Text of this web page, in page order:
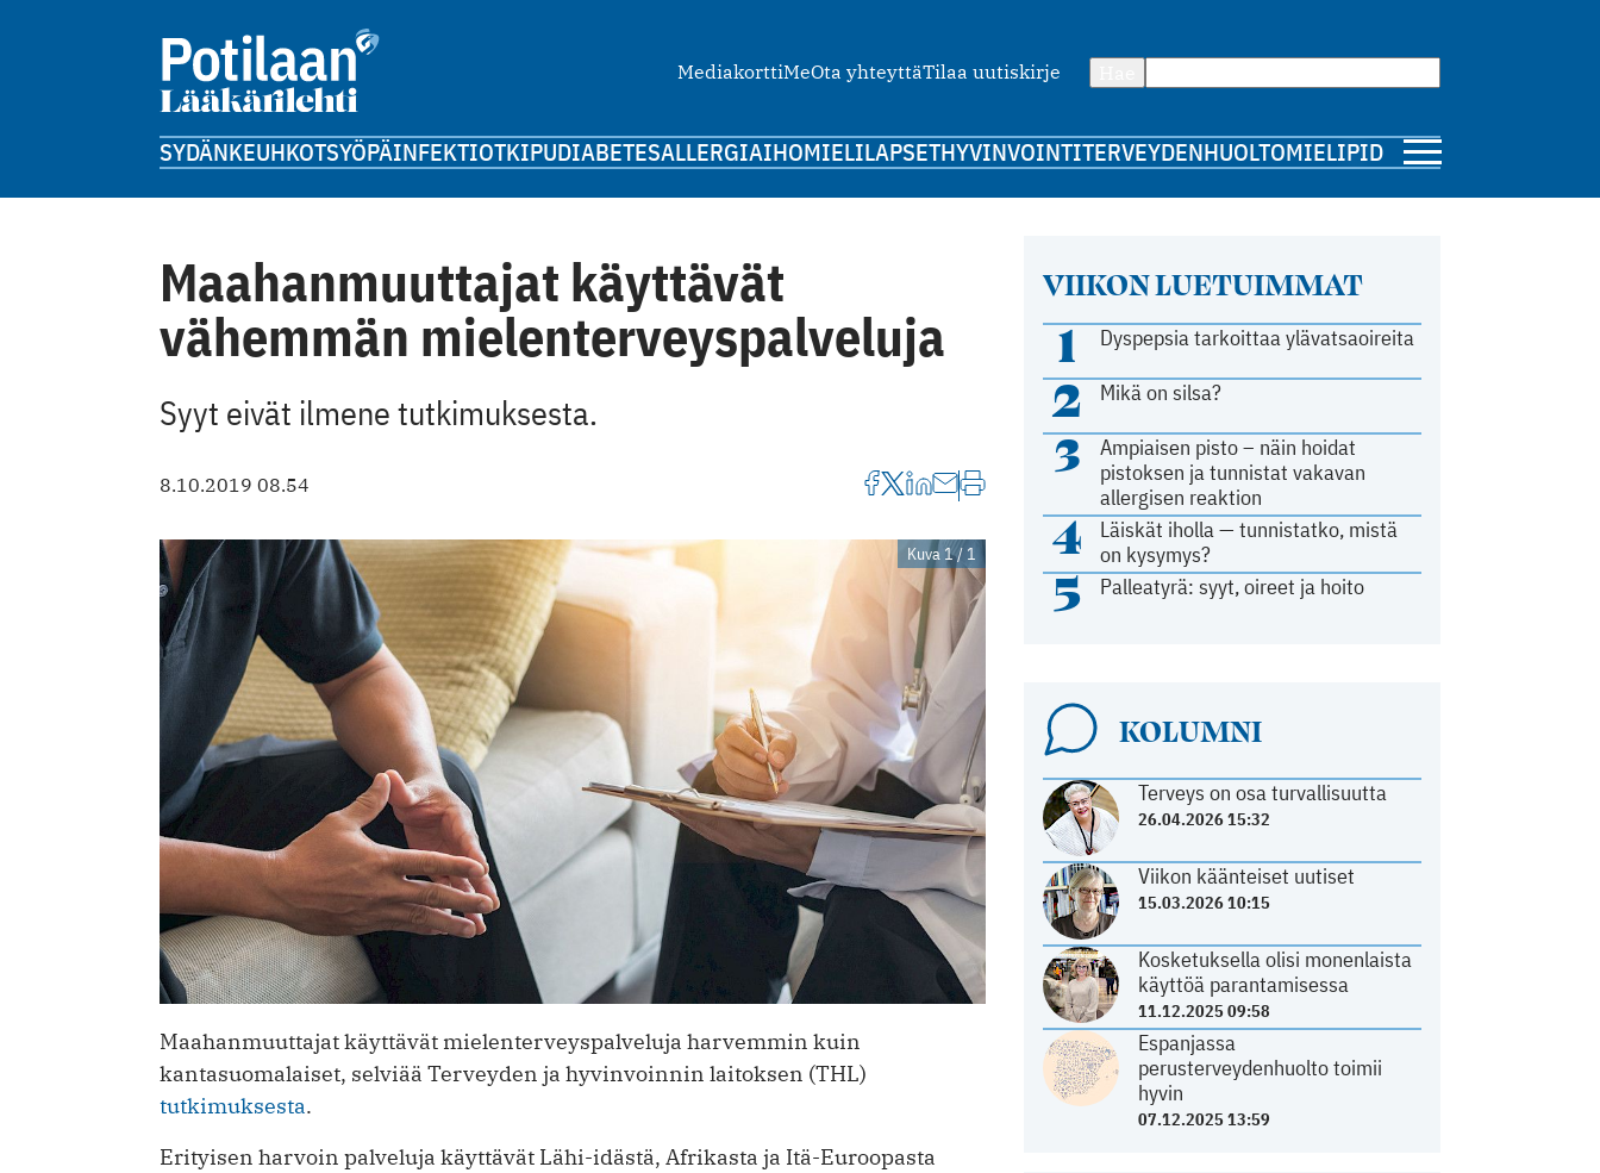
MediakorttiMeOta yhteyttäTilaa uutiskirje
SYDÄNKEUHKOTSYÖPÄINFEKTIOTKIPUDIABETESALLERGIAIHOMIELILAPSETHYVINVOINTITERVEYDENHUOLTOMIELIPIDE
VIIKON LUETUIMMAT
1 Dyspepsia tarkoittaa ylävatsaoireita
2 Mikä on silsa?
3
Ampiaisen pisto – näin hoidat
pistoksen ja tunnistat vakavan
allergisen reaktion
4
Läiskät iholla — tunnistatko, mistä
on kysymys?
5 Palleatyrä: syyt, oireet ja hoito
KOLUMNI
Terveys on osa turvallisuutta
26.04.2026 15:32
Viikon käänteiset uutiset
15.03.2026 10:15
Kosketuksella olisi monenlaista
käyttöä parantamisessa
11.12.2025 09:58
Espanjassa
perusterveydenhuolto toimii
hyvin
07.12.2025 13:59
Maahanmuuttajat käyttävät
vähemmän mielenterveyspalveluja
Syyt eivät ilmene tutkimuksesta.
8.10.2019 08.54
Kuva 1 / 1
Maahanmuuttajat käyttävät mielenterveyspalveluja harvemmin kuin
kantasuomalaiset, selviää Terveyden ja hyvinvoinnin laitoksen (THL)
tutkimuksesta.
Erityisen harvoin palveluja käyttävät Lähi-idästä, Afrikasta ja Itä-Euroopasta